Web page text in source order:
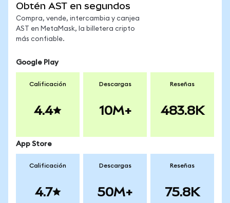
Obtén AST en segundos
Compra, vende, intercambia y canjea
AST en MetaMask, la billetera cripto
más confiable.
Google Play
Calificación
4.4
Descargas
10M+
Reseñas
483.8K
App Store
Calificación
4.7
Descargas
50M+
Reseñas
75.8K